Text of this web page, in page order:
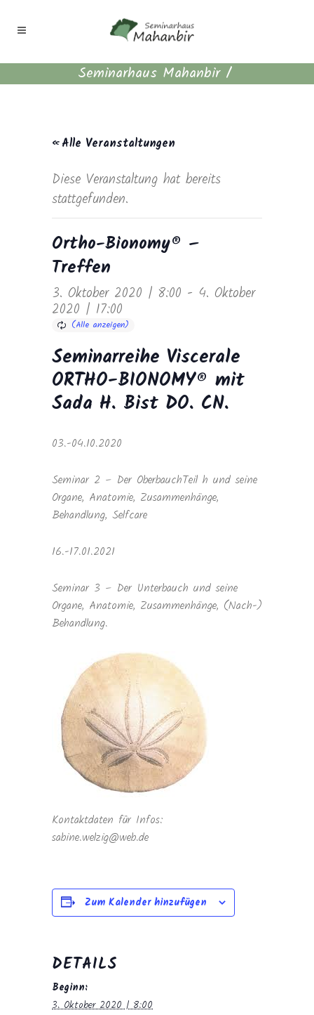
Seminarhaus Mahanbir/
« Alle Veranstaltungen
Diese Veranstaltung hat bereits
stattgefunden.
Ortho-Bionomy® –
Treffen
3. Oktober 2020 | 8:00 - 4. Oktober
2020 | 17:00
Seminarreihe Viscerale
ORTHO-BIONOMY® mit
Sada H. Bist DO. CN.
03.-04.10.2020
Seminar 2 – Der OberbauchTeil h und seine
Organe, Anatomie, Zusammenhänge,
Behandlung, Selfcare
16.-17.01.2021
Seminar 3 – Der Unterbauch und seine
Organe, Anatomie, Zusammenhänge, (Nach-)
Behandlung.
Kontaktdaten für Infos:
sabine.welzig@web.de
Zum Kalender hinzufügen
DETAILS
Beginn:
3. Oktober 2020 | 8:00